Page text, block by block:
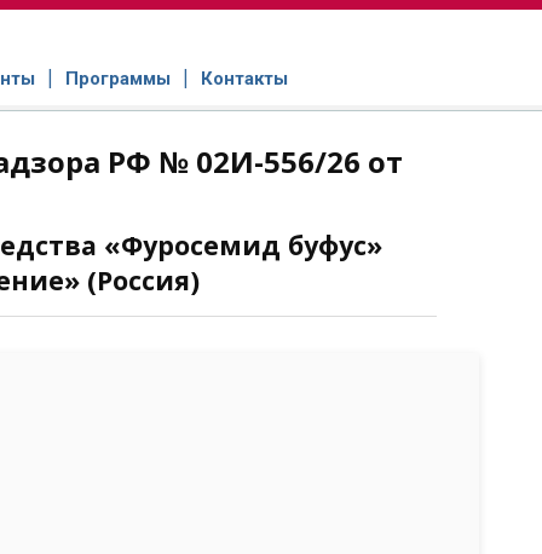
Программы Контакты
РФ № 02И-556/26 от
«Фуросемид буфус»
(Россия)